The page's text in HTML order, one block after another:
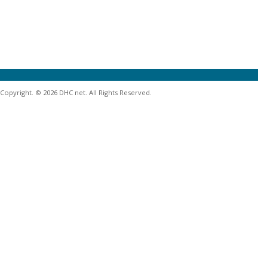
Copyright. © 2026 DHC net. All Rights Reserved.